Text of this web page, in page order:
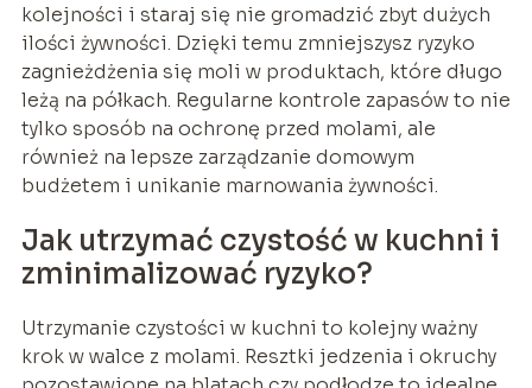
kolejności i staraj się nie gromadzić zbyt dużych
ilości żywności. Dzięki temu zmniejszysz ryzyko
zagnieżdżenia się moli w produktach, które długo
leżą na półkach. Regularne kontrole zapasów to nie
tylko sposób na ochronę przed molami, ale
również na lepsze zarządzanie domowym
budżetem i unikanie marnowania żywności.
Jak utrzymać czystość w kuchni i
zminimalizować ryzyko?
Utrzymanie czystości w kuchni to kolejny ważny
krok w walce z molami. Resztki jedzenia i okruchy